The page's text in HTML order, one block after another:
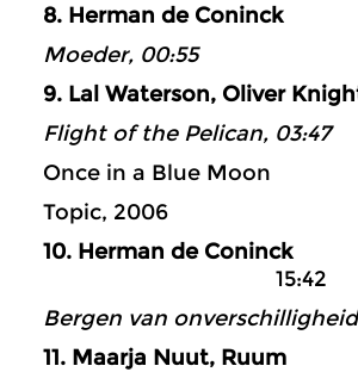
8. Herman de Coninck
Moeder, 00:55
9. Lal Waterson, Oliver
Flight of the Pelican, 03:47
Once in a Blue Moon
Topic, 2006
10. Herman de Coninck
15:42
Bergen van
11. Maarja Nuut, Ruum